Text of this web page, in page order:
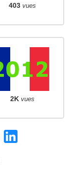
403 vues
2K vues